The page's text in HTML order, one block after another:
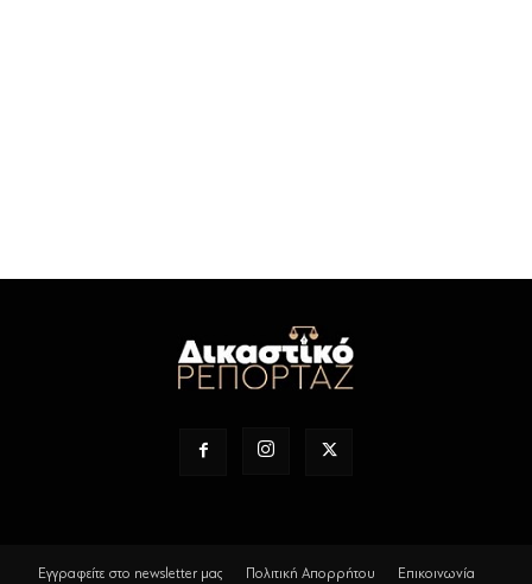
Εγγραφείτε στο newsletter μας Πολιτική Απορρήτου Επικοινωνία